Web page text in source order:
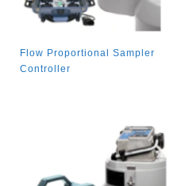
Flow Proportional Sampler
Controller